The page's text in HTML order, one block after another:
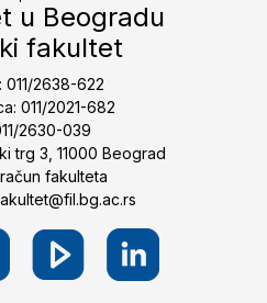
u Beogradu
fakultet
011/2638-622
011/2021-682
2630-039
trg 3, 11000 Beograd
fakulteta